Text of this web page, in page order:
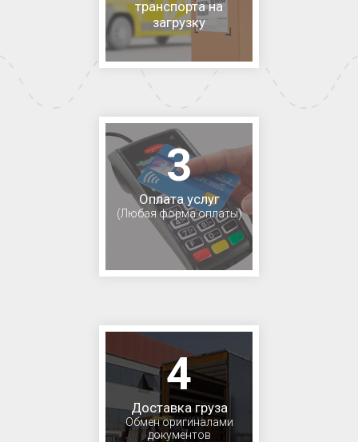
транспорта на
загрузку
3
Оплата услуг
(Любая форма оплаты)
4
Доставка груза
Обмен оригиналами
документов